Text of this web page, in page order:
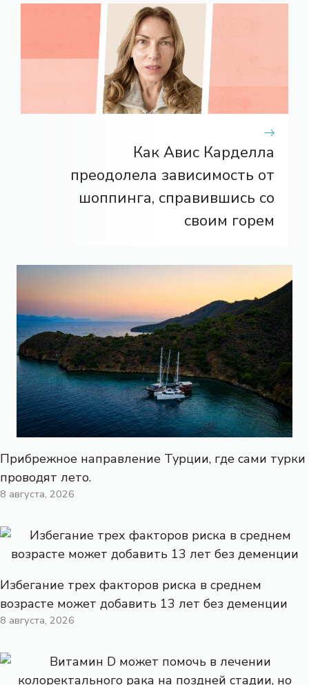
Как Авис Карделла
преодолела зависимость от
шоппинга, справившись со
своим горем
Прибрежное направление Турции, где сами турки
проводят лето.
8 августа, 2026
Избегание трех факторов риска в среднем
возрасте может добавить 13 лет без деменции
8 августа, 2026